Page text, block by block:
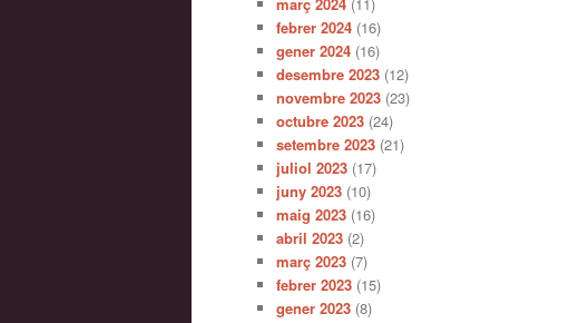
febrer 2024 (16)
gener 2024 (16)
desembre 2023 (12)
novembre 2023 (23)
octubre 2023 (24)
setembre 2023 (21)
juliol 2023 (17)
juny 2023 (10)
maig 2023 (16)
abril 2023 (2)
març 2023 (7)
febrer 2023 (15)
gener 2023 (8)